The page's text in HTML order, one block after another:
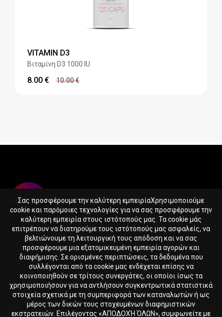
VITAMIN D3
Βιταμίνη D3 1000 IU
8.00 € 10.00€
365SUPPS.EU LTD
Reg. nr. HE417388
Skaloupion 16, Peyia, 8575, Cyprus
365SUPPS.EU Αρχική Όροι & Προϋποθέσεις
Σας προσφέρουμε την καλύτερη εμπειρίαΧρησιμοποιούμε
cookie και παρόμοιες τεχνολογίες για να σας προσφέρουμε την
καλύτερη εμπειρία στους ιστότοπούς μας. Τα cookie μάς
επιτρέπουν να διατηρούμε τους ιστότοπούς μας ασφαλείς, να
βελτιώνουμε τη λειτουργική τους απόδοση και να σας
προσφέρουμε μια εξατομικευμένη εμπειρία αγορών και
διαφήμισης. Σε ορισμένες περιπτώσεις, τα δεδομένα που
συλλέγονται από τα cookie μας ενδέχεται επίσης να
κοινοποιηθούν σε τρίτους συνεργάτες, οι οποίοι ίσως τα
χρησιμοποιήσουν για να αντλήσουν συγκεντρωτικά στατιστικά
στοιχεία σχετικά με τη συμπεριφορά των καταναλωτών ή ως
μέρος των δικών τους στοχευμένων διαφημιστικών
εκστρατειών. Επιλέγοντας «ΑΠΟΔΟΧΉ ΌΛΩΝ», συμφωνείτε με